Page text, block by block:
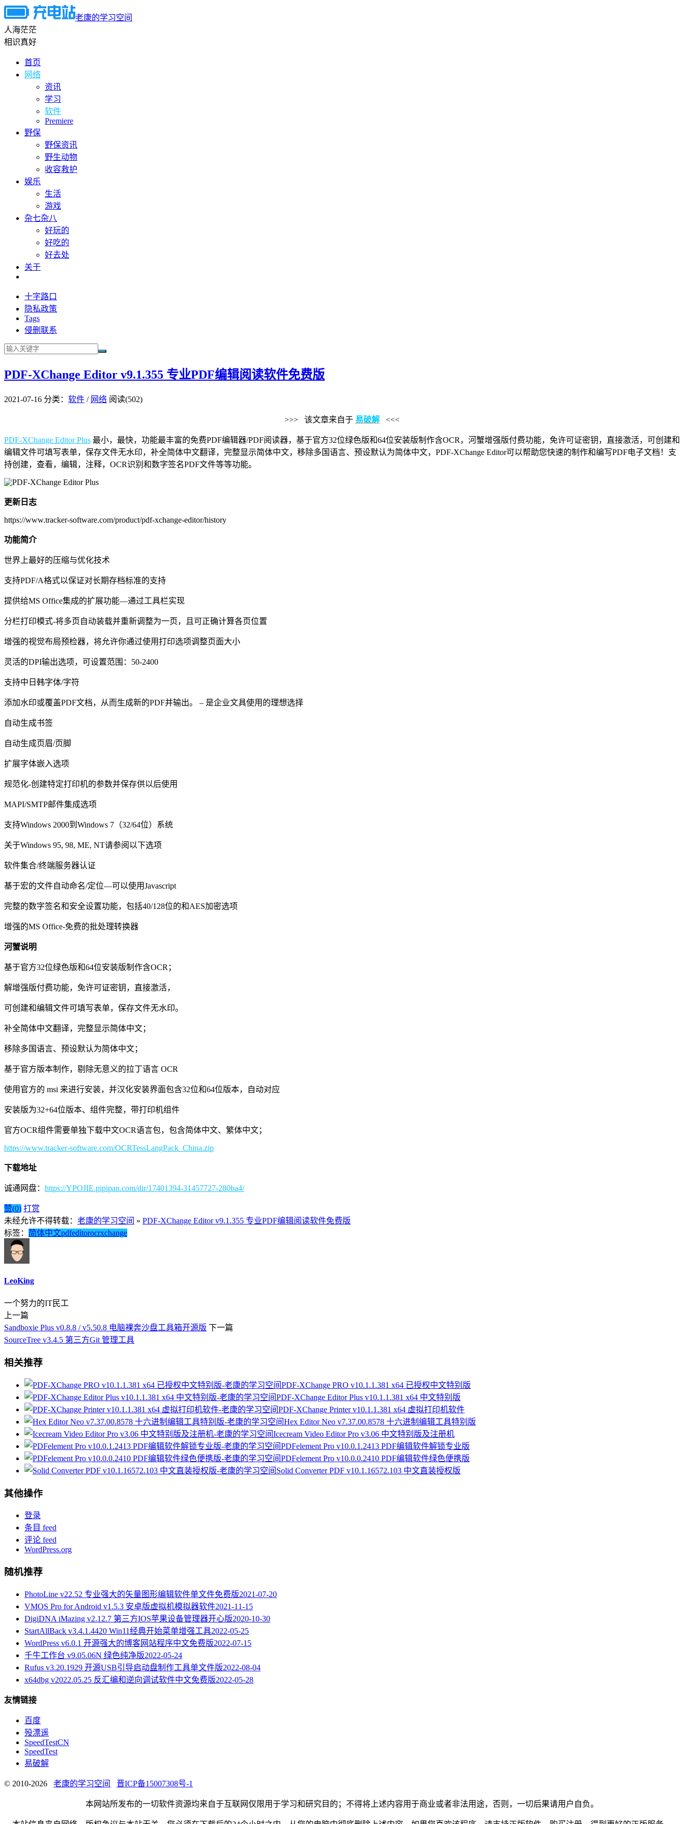
老康的学习空间
人海茫茫
相识真好
首页
网络
资讯
学习
软件
Premiere
野保
野保资讯
野生动物
收容救护
娱乐
生活
游戏
杂七杂八
好玩的
好吃的
好去处
关于
十字路口
隐私政策
Tags
侵删联系
PDF-XChange Editor v9.1.355 专业PDF编辑阅读软件免费版
2021-07-16 分类： 软件 / 网络 阅读(502)
>>> 该文章来自于 易破解 <<<
PDF-XChange Editor Plus 最小，最快，功能最丰富的免费PDF编辑器/PDF阅读器，基于官方32位绿色版和64位安装版制作含OCR，河蟹增强版付费功能，免许可证密钥，直接激活，可创建和
编辑文件可填写表单，保存文件无水印，补全简体中文翻译，完整显示简体中文，移除多国语言、预设默认为简体中文，PDF-XChange Editor可以帮助您快速的制作和编写PDF电子文档！支
持创建，查看，编辑，注释，OCR识别和数字签名PDF文件等等功能。
更新日志
https://www.tracker-software.com/product/pdf-xchange-editor/history
功能简介
世界上最好的压缩与优化技术
支持PDF/A格式以保证对长期存档标准的支持
提供给MS Office集成的扩展功能—通过工具栏实现
分栏打印模式-将多页自动装载并重新调整为一页，且可正确计算各页位置
增强的视觉布局预检器，将允许你通过使用打印选项调整页面大小
灵活的DPI输出选项，可设置范围：50-2400
支持中日韩字体/字符
添加水印或覆盖PDF文档，从而生成新的PDF并输出。 – 是企业文具使用的理想选择
自动生成书签
自动生成页眉/页脚
扩展字体嵌入选项
规范化-创建特定打印机的参数并保存供以后使用
MAPI/SMTP邮件集成选项
支持Windows 2000到Windows 7（32/64位）系统
关于Windows 95, 98, ME, NT请参阅以下选项
软件集合/终端服务器认证
基于宏的文件自动命名/定位—可以使用Javascript
完整的数字签名和安全设置功能，包括40/128位的和AES加密选项
增强的MS Office-免费的批处理转换器
河蟹说明
基于官方32位绿色版和64位安装版制作含OCR；
解增强版付费功能，免许可证密钥，直接激活，
可创建和编辑文件可填写表单，保存文件无水印。
补全简体中文翻译，完整显示简体中文；
移除多国语言、预设默认为简体中文；
基于官方版本制作，剔除无意义的拉丁语言 OCR
使用官方的 msi 来进行安装，并汉化安装界面包含32位和64位版本，自动对应
安装版为32+64位版本、组件完整，带打印机组件
官方OCR组件需要单独下载中文OCR语言包，包含简体中文、繁体中文；
https://www.tracker-software.com/OCRTessLangPack_China.zip
下载地址
诚通网盘： https://YPOJIE.pipipan.com/dir/17401394-31457727-280ba4/
赞(0) 打赏
未经允许不得转载： 老康的学习空间 » PDF-XChange Editor v9.1.355 专业PDF编辑阅读软件免费版
标签： 简体中文pdfeditorocrxchange
LeoKing
一个努力的IT民工
上一篇
Sandboxie Plus v0.8.8 / v5.50.8 电脑裸奔沙盘工具箱开源版 下一篇
SourceTree v3.4.5 第三方Git 管理工具
相关推荐
PDF-XChange PRO v10.1.1.381 x64 已授权中文特别版
PDF-XChange Editor Plus v10.1.1.381 x64 中文特别版
PDF-XChange Printer v10.1.1.381 x64 虚拟打印机软件
Hex Editor Neo v7.37.00.8578 十六进制编辑工具特别版
Icecream Video Editor Pro v3.06 中文特别版及注册机
PDFelement Pro v10.0.1.2413 PDF编辑软件解锁专业版
PDFelement Pro v10.0.0.2410 PDF编辑软件绿色便携版
Solid Converter PDF v10.1.16572.103 中文直装授权版
其他操作
登录
条目 feed
评论 feed
WordPress.org
随机推荐
PhotoLine v22.52 专业强大的矢量图形编辑软件单文件免费版2021-07-20
VMOS Pro for Android v1.5.3 安卓版虚拟机模拟器软件2021-11-15
DigiDNA iMazing v2.12.7 第三方IOS苹果设备管理器开心版2020-10-30
StartAllBack v3.4.1.4420 Win11经典开始菜单增强工具2022-05-25
WordPress v6.0.1 开源强大的博客网站程序中文免费版2022-07-15
千牛工作台 v9.05.06N 绿色纯净版2022-05-24
Rufus v3.20.1929 开源USB引导启动盘制作工具单文件版2022-08-04
x64dbg v2022.05.25 反汇编和逆向调试软件中文免费版2022-05-28
友情链接
百度
殁漂遥
SpeedTestCN
SpeedTest
易破解
© 2010-2026 老康的学习空间 晋ICP备15007308号-1
本网站所发布的一切软件资源均来自于互联网仅限用于学习和研究目的；不得将上述内容用于商业或者非法用途，否则，一切后果请用户自负。